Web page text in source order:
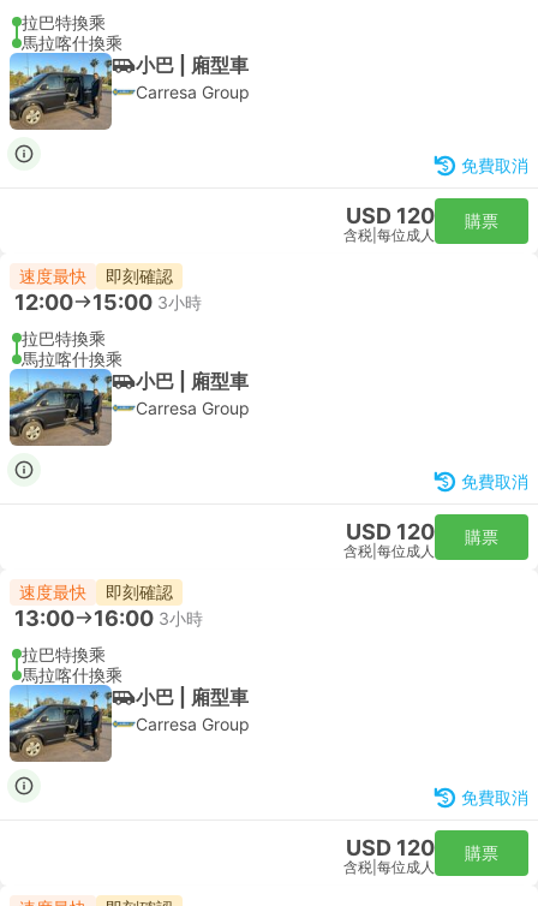
拉巴特換乘
馬拉喀什換乘
小巴 | 廂型車
Carresa Group
免費取消
USD 120
含税 每位成人
購票
速度最快 即刻確認
12:00 15:00 3小時
拉巴特換乘
馬拉喀什換乘
小巴 | 廂型車
Carresa Group
免費取消
USD 120
含税 每位成人
購票
速度最快 即刻確認
13:00 16:00 3小時
拉巴特換乘
馬拉喀什換乘
小巴 | 廂型車
Carresa Group
免費取消
USD 120
含税 每位成人
購票